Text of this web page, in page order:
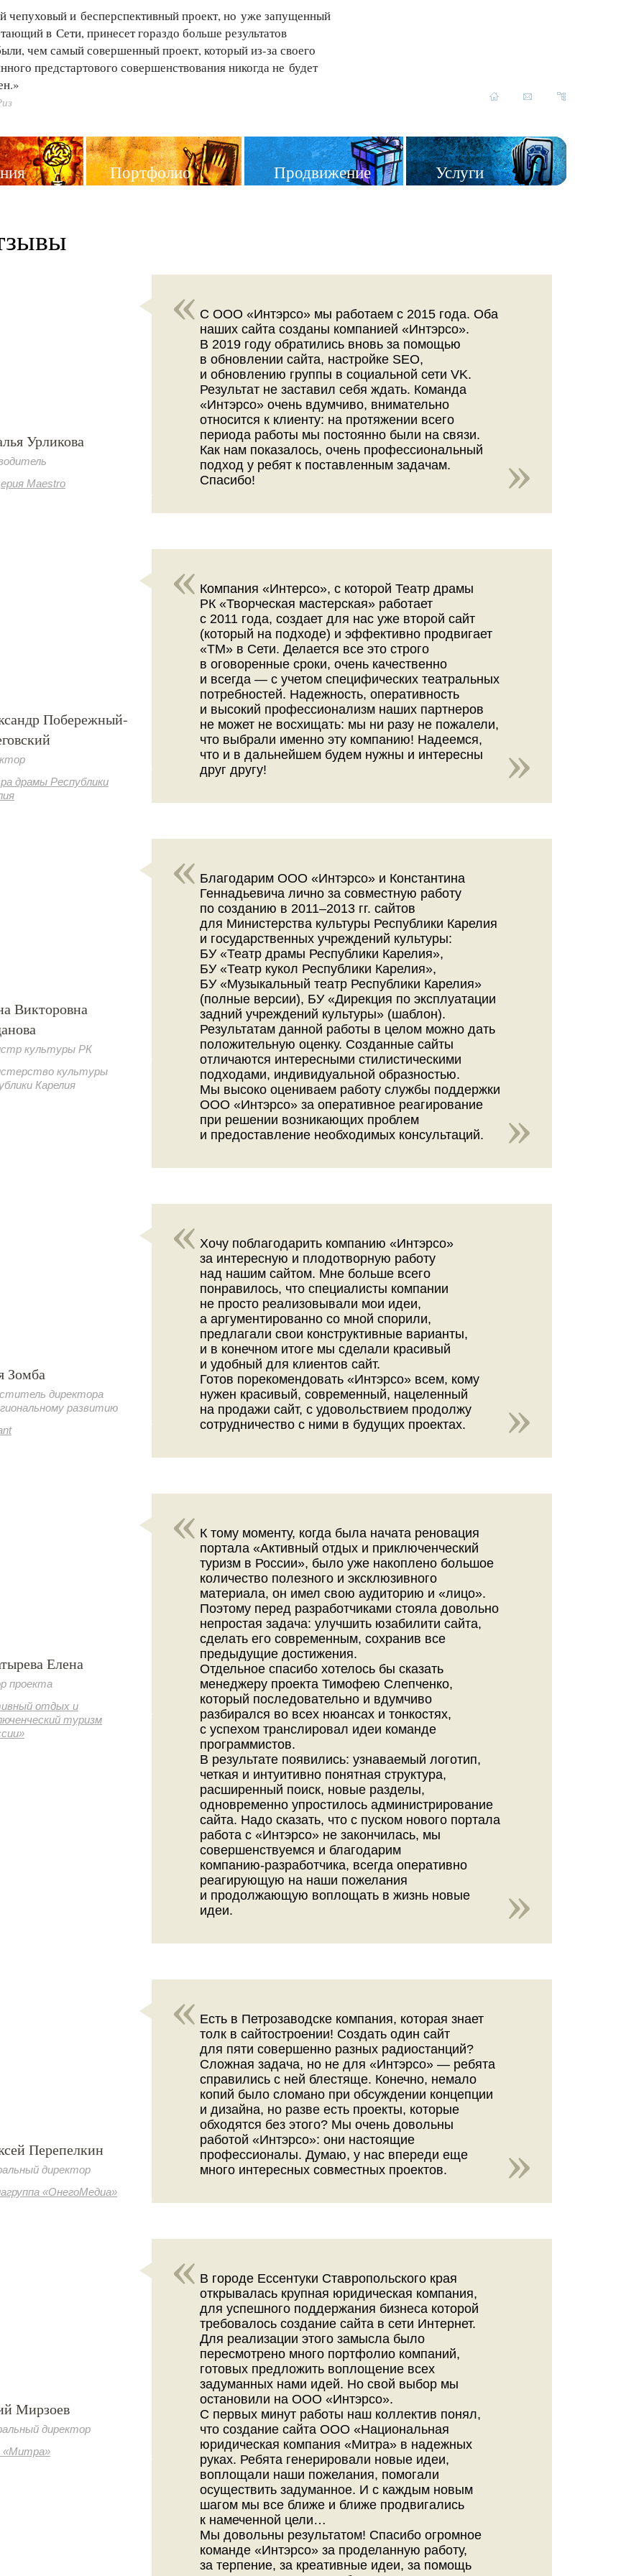
чепуховый и бесперспективный проект, но уже запущенный
в Сети, принесет гораздо больше результатов
чем самый совершенный проект, которыйиз-засвоего
предстартового совершенствования никогда не будет
Портфолио Продвижение Услуги
Урликова
Maestro
С ООО «Интэрсо» мы работаем с 2015 года. Оба
наших сайта созданы компанией «Интэрсо».
В 2019 году обратились вновь за помощью
в обновлении сайта, настройке SEO,
и обновлению группы в социальной сети VK.
Результат не заставил себя ждать. Команда
«Интэрсо» очень вдумчиво, внимательно
относится к клиенту: на протяжении всего
периода работы мы постоянно были на связи.
Как нам показалось, очень профессиональный
подход у ребят к поставленным задачам.
Спасибо!
Побережный-
драмы Республики
Компания «Интерсо», с которой Театр драмы
РК «Творческая мастерская» работает
с 2011 года, создает для нас уже второй сайт
(который на подходе) и эффективно продвигает
«ТМ» в Сети. Делается все это строго
в оговоренные сроки, очень качественно
и всегда — с учетом специфических театральных
потребностей. Надежность, оперативность
и высокий профессионализм наших партнеров
не может не восхищать: мы ни разу не пожалели,
что выбрали именно эту компанию! Надеемся,
что и в дальнейшем будем нужны и интересны
друг другу!
Викторовна
культуры РК
культуры
Карелия
Благодарим ООО «Интэрсо» и Константина
Геннадьевича лично за совместную работу
по созданию в 2011–2013 гг. сайтов
для Министерства культуры Республики Карелия
и государственных учреждений культуры:
БУ «Театр драмы Республики Карелия»,
БУ «Театр кукол Республики Карелия»,
БУ «Музыкальный театр Республики Карелия»
(полные версии), БУ «Дирекция по эксплуатации
задний учреждений культуры» (шаблон).
Результатам данной работы в целом можно дать
положительную оценку. Созданные сайты
отличаются интересными стилистическими
подходами, индивидуальной образностью.
Мы высоко оцениваем работу службы поддержки
ООО «Интэрсо» за оперативное реагирование
при решении возникающих проблем
и предоставление необходимых консультаций.
Зомба
директора
развитию
Хочу поблагодарить компанию «Интэрсо»
за интересную и плодотворную работу
над нашим сайтом. Мне больше всего
понравилось, что специалисты компании
не просто реализовывали мои идеи,
а аргументированно со мной спорили,
предлагали свои конструктивные варианты,
и в конечном итоге мы сделали красивый
и удобный для клиентов сайт.
Готов порекомендовать «Интэрсо» всем, кому
нужен красивый, современный, нацеленный
на продажи сайт, с удовольствием продолжу
сотрудничество с ними в будущих проектах.
Елена
проекта
отдых и
туризм
К тому моменту, когда была начата реновация
портала «Активный отдых и приключенческий
туризм в России», было уже накоплено большое
количество полезного и эксклюзивного
материала, он имел свою аудиторию и «лицо».
Поэтому перед разработчиками стояла довольно
непростая задача: улучшить юзабилити сайта,
сделать его современным, сохранив все
предыдущие достижения.
Отдельное спасибо хотелось бы сказать
менеджеру проекта Тимофею Слепченко,
который последовательно и вдумчиво
разбирался во всех нюансах и тонкостях,
с успехом транслировал идеи команде
программистов.
В результате появились: узнаваемый логотип,
четкая и интуитивно понятная структура,
расширенный поиск, новые разделы,
одновременно упростилось администрирование
сайта. Надо сказать, что с пуском нового портала
работа с «Интэрсо» не закончилась, мы
совершенствуемся и благодарим
компанию-разработчика, всегда оперативно
реагирующую на наши пожелания
и продолжающую воплощать в жизнь новые
идеи.
Перепелкин
директор
«ОнегоМедиа»
Есть в Петрозаводске компания, которая знает
толк в сайтостроении! Создать один сайт
для пяти совершенно разных радиостанций?
Сложная задача, но не для «Интэрсо» — ребята
справились с ней блестяще. Конечно, немало
копий было сломано при обсуждении концепции
и дизайна, но разве есть проекты, которые
обходятся без этого? Мы очень довольны
работой «Интэрсо»: они настоящие
профессионалы. Думаю, у нас впереди еще
много интересных совместных проектов.
Мирзоев
директор
В городе Ессентуки Ставропольского края
открывалась крупная юридическая компания,
для успешного поддержания бизнеса которой
требовалось создание сайта в сети Интернет.
Для реализации этого замысла было
пересмотрено много портфолио компаний,
готовых предложить воплощение всех
задуманных нами идей. Но свой выбор мы
остановили на ООО «Интэрсо».
С первых минут работы наш коллектив понял,
что создание сайта ООО «Национальная
юридическая компания «Митра» в надежных
руках. Ребята генерировали новые идеи,
воплощали наши пожелания, помогали
осуществить задуманное. И с каждым новым
шагом мы все ближе и ближе продвигались
к намеченной цели…
Мы довольны результатом! Спасибо огромное
команде «Интэрсо» за проделанную работу,
за терпение, за креативные идеи, за помощь